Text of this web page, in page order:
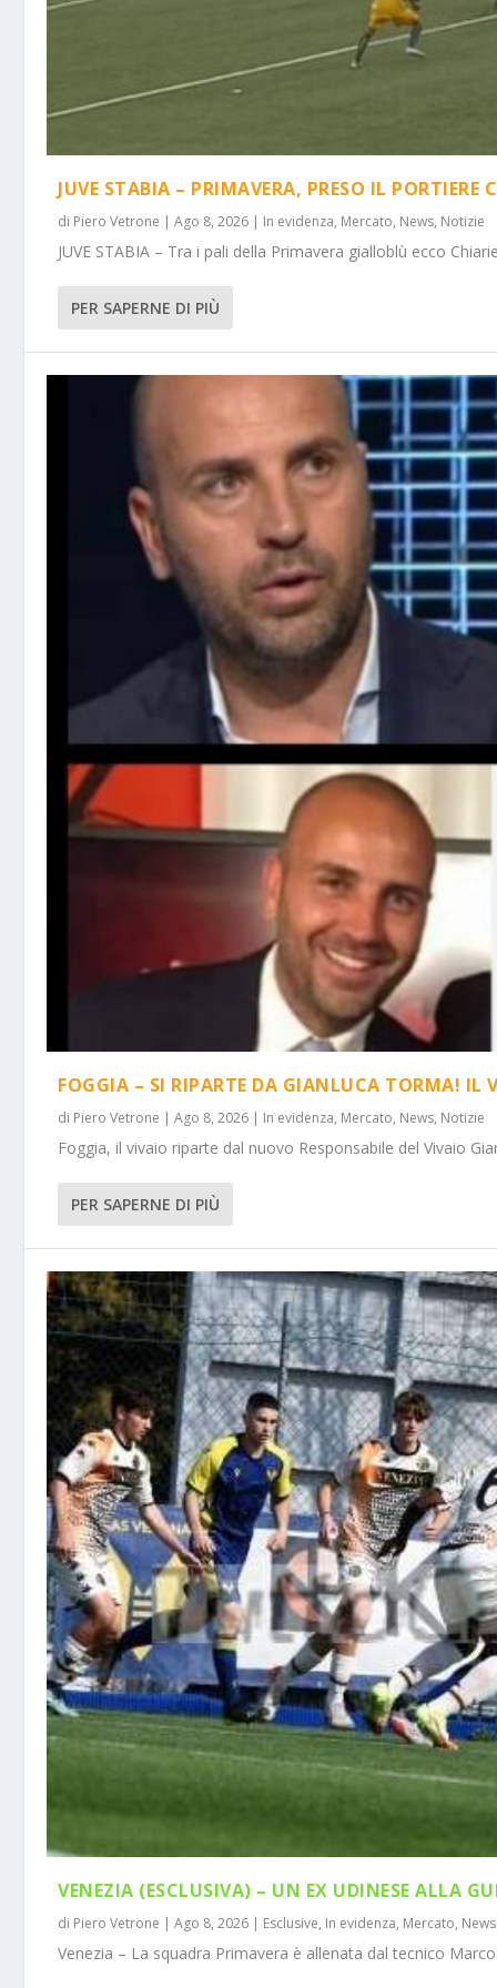
JUVE STABIA – PRIMAVERA, PRESO IL PORTIERE
di Piero Vetrone |Ago 8, 2026 | In evidenza, Mercato, News, Notizie
JUVE STABIA – Tra i pali della Primavera gialloblù ecco
PER SAPERNE DI PIÙ
FOGGIA – SI RIPARTE DA GIANLUCA TORMA! IL
di Piero Vetrone |Ago 8, 2026 | In evidenza, Mercato, News, Notizie
Foggia, il vivaio riparte dal nuovo Responsabile del Vivaio
PER SAPERNE DI PIÙ
VENEZIA (ESCLUSIVA) – UN EX UDINESE ALLA
di Piero Vetrone |Ago 8, 2026 | Esclusive, In evidenza, Mercato, News
Venezia – La squadra Primavera è allenata dal tecnico